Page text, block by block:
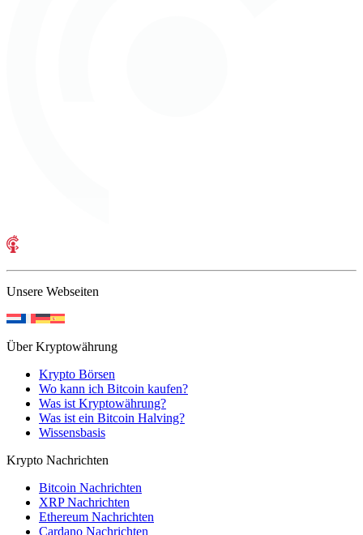
Unsere Webseiten
Über Kryptowährung
Krypto Börsen
Wo kann ich Bitcoin kaufen?
Was ist Kryptowährung?
Was ist ein Bitcoin Halving?
Wissensbasis
Krypto Nachrichten
Bitcoin Nachrichten
XRP Nachrichten
Ethereum Nachrichten
Cardano Nachrichten